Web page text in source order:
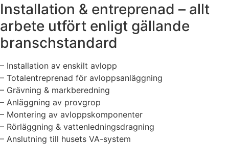
Installation & entreprenad – allt
arbete utfört enligt gällande
branschstandard
– Installation av enskilt avlopp
– Totalentreprenad för avloppsanläggning
– Grävning & markberedning
– Anläggning av provgrop
– Montering av avloppskomponenter
– Rörläggning & vattenledningsdragning
– Anslutning till husets VA-system